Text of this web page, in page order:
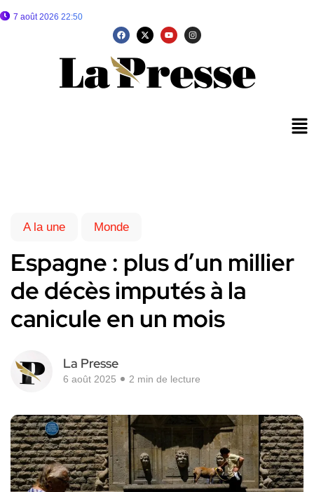
7 août 2026 22:50
A la une Monde
Espagne : plus d’un millier
de décès imputés à la
canicule en un mois
La Presse
6 août 2025 2 min de lecture